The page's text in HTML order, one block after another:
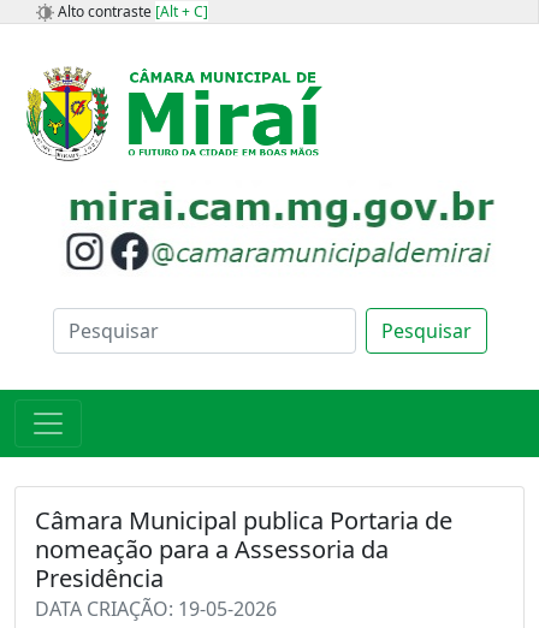
Alto contraste [Alt + C]
Pesquisar
Câmara Municipal publica Portaria de
nomeação para a Assessoria da
Presidência
DATA CRIAÇÃO: 19-05-2026